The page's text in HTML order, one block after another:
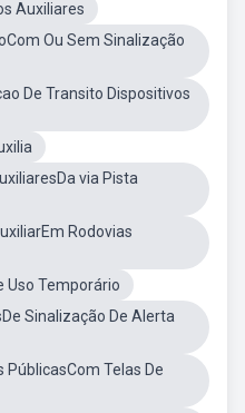
Auxiliares
Ou Sem Sinalização
De Transito Dispositivos
via Pista
Rodovias
Uso Temporário
Sinalização De Alerta
PúblicasCom Telas De